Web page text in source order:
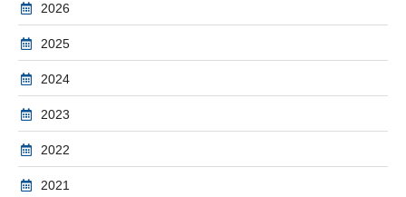
2026
2025
2024
2023
2022
2021